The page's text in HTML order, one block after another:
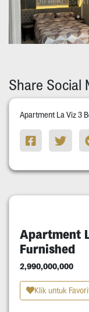
Share Social
Apartment La Viz 3
Apartment
Furnished
2,990,000,000
Klik untuk